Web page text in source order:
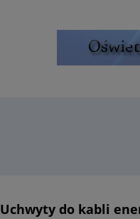
Uchwyty do kabli